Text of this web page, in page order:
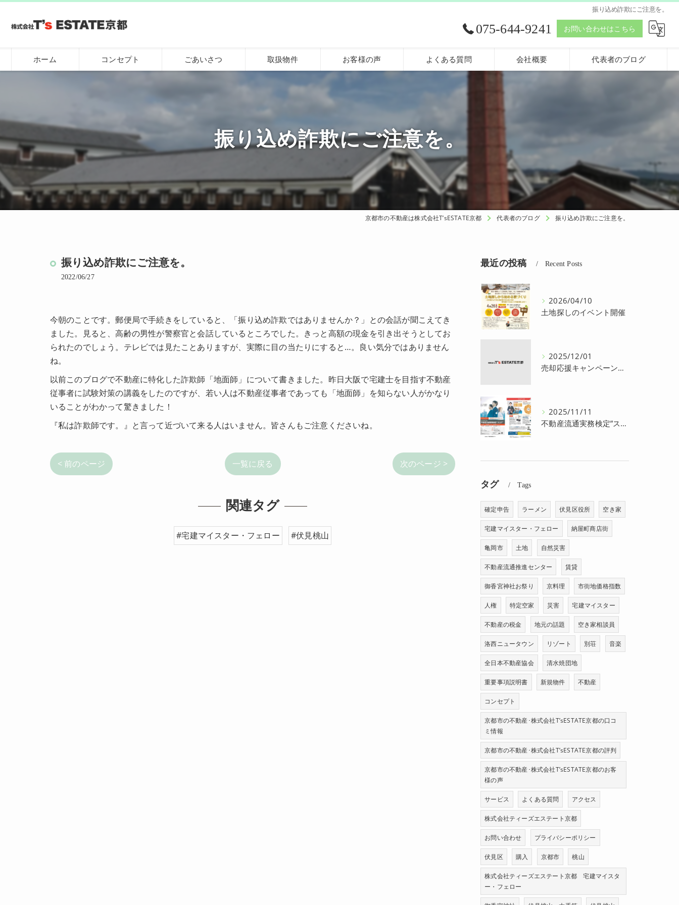
振り込め詐欺にご注意を。
075-644-9241 お問い合わせはこちら
ホーム コンセプト ごあいさつ 取扱物件 お客様の声 よくある質問 会社概要 代表者のブログ
振り込め詐欺にご注意を。
京都市の不動産は株式会社T’sESTATE京都 代表者のブログ 振り込め詐欺にご注意を。
振り込め詐欺にご注意を。
2022/06/27
今朝のことです。郵便局で手続きをしていると、「振り込め詐欺ではありませんか？」との会話が聞こえてき
ました。見ると、高齢の男性が警察官と会話しているところでした。きっと高額の現金を引き出そうとしてお
られたのでしょう。テレビでは見たことありますが、実際に目の当たりにすると…。良い気分ではありません
ね。
以前このブログで不動産に特化した詐欺師「地面師」について書きました。昨日大阪で宅建士を目指す不動産
従事者に試験対策の講義をしたのですが、若い人は不動産従事者であっても「地面師」を知らない人がかなり
いることがわかって驚きました！
『私は詐欺師です。』と言って近づいて来る人はいません。皆さんもご注意くださいね。
< 前のページ 一覧に戻る 次のページ >
関連タグ
#宅建マイスター・フェロー #伏見桃山
最近の投稿 Recent Posts
2026/04/10
土地探しのイベント開催
2025/12/01
売却応援キャンペーン開催
2025/11/11
不動産流通実務検定”スコア”
タグ Tags
確定申告 ラーメン 伏見区役所 空き家
宅建マイスター・フェロー 納屋町商店街
亀岡市 土地 自然災害
不動産流通推進センター 賃貸
御香宮神社お祭り 京料理 市街地価格指数
人権 特定空家 災害 宅建マイスター
不動産の税金 地元の話題 空き家相談員
洛西ニュータウン リゾート 別荘 音楽
全日本不動産協会 清水焼団地
重要事項説明書 新規物件 不動産
コンセプト
京都市の不動産･株式会社T’sESTATE京都の口コ
ミ情報
京都市の不動産･株式会社T’sESTATE京都の評判
京都市の不動産･株式会社T’sESTATE京都のお客
様の声
サービス よくある質問 アクセス
株式会社ティーズエステート京都
お問い合わせ プライバシーポリシー
伏見区 購入 京都市 桃山
株式会社ティーズエステート京都 宅建マイスタ
ー・フェロー